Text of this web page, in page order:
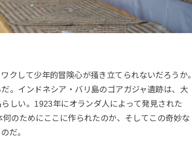
クして少年的冒険心が掻き立てられないだろうか。
。インドネシア・バリ島のゴアガジャ遺跡は、大
しい。1923年にオランダ人によって発見された
のためにここに作られたのか、そしてこの奇妙な
だ。